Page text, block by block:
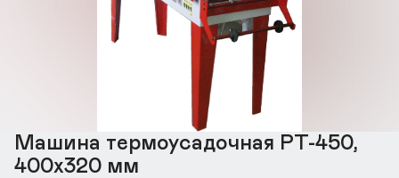
Машина термоусадочная РТ-450,
400х320 мм